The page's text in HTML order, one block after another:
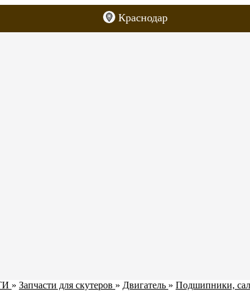
Краснодар
» Запчасти для скутеров » Двигатель » Подшипники,